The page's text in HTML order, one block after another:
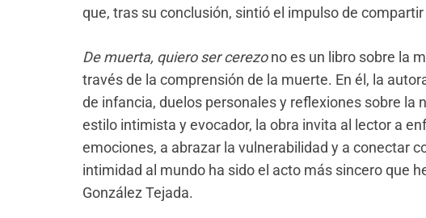
que, tras su conclusión, sintió el impulso de
De muerta, quiero ser cerezono es un libro sobre la
través de la comprensión de la muerte. En él, la
de infancia, duelos personales y reflexiones sobre la
estilo intimista y evocador, la obra invita al lector a
emociones, a abrazar la vulnerabilidad y a conectar
intimidad al mundo ha sido el acto más sincero que
González Tejada.